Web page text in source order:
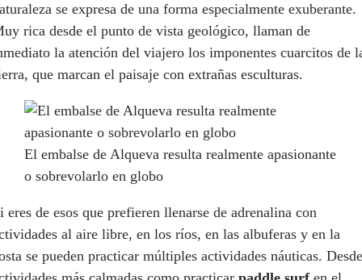
se expresa de una forma especialmente exuberante.
rica desde el punto de vista geológico, llaman de
la atención del viajero los imponentes cuarcitos de
que marcan el paisaje con extrañas esculturas.
El embalse de Alqueva resulta realmente apasionante
o sobrevolarlo en globo
eres de esos que prefieren llenarse de adrenalina con
al aire libre, en los ríos, en las albuferas y en la
se pueden practicar múltiples actividades náuticas. Desde